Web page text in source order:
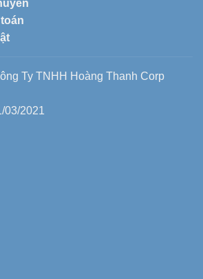
Ty TNHH Hoàng Thanh Corp
03/2021